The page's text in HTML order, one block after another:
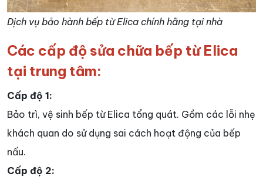
Dịch vụ bảo hành bếp từ Elica chính hãng tại nhà
Các cấp độ sửa chữa bếp từ Elica
tại trung tâm:
Cấp độ 1:
Bảo trì, vệ sinh bếp từ Elica tổng quát. Gồm các lỗi nhẹ
khách quan do sử dụng sai cách hoạt động của bếp
nấu.
Cấp độ 2: